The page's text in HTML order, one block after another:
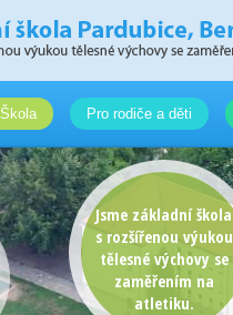
Škola Pro rodiče a děti
Jsme základní škola
s rozšířenou výukou
tělesné výchovy se
zaměřením na
atletiku.